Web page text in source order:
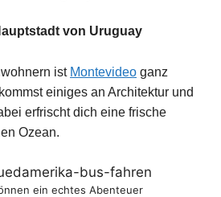
von Uruguay
ist Montevideo ganz
einiges an Architektur und
erfrischt dich eine frische
Ozean.
ein echtes Abenteuer